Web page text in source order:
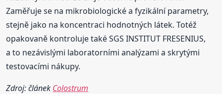
Zaměřuje se na mikrobiologické a fyzikální parametry,
stejně jako na koncentraci hodnotných látek. Totéž
opakovaně kontroluje také SGS INSTITUT FRESENIUS,
a to nezávislými laboratorními analýzami a skrytými
testovacími nákupy.
Zdroj: článek Colostrum